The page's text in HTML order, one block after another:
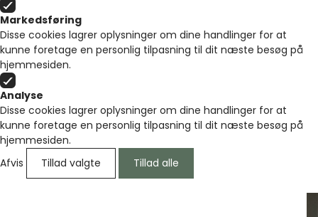
Markedsføring
Disse cookies lagrer oplysninger om dine handlinger for at
kunne foretage en personlig tilpasning til dit næste besøg på
hjemmesiden.
Analyse
Disse cookies lagrer oplysninger om dine handlinger for at
kunne foretage en personlig tilpasning til dit næste besøg på
hjemmesiden.
Afvis
Tillad valgte Tillad alle